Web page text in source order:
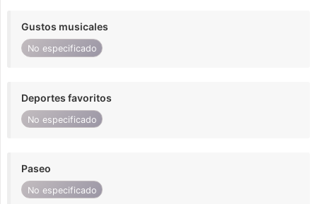
Gustos musicales
No especificado
Deportes favoritos
No especificado
Paseo
No especificado